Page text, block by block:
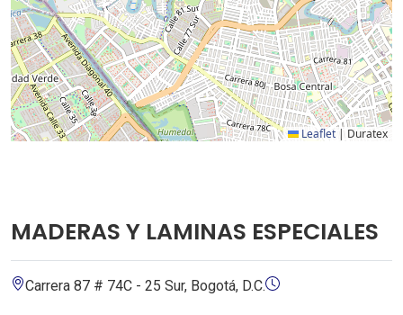
Leaflet | Duratex
MADERAS Y LAMINAS ESPECIALES
Carrera 87 # 74C - 25 Sur, Bogotá, D.C.